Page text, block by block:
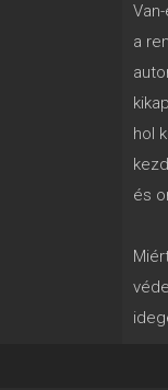
a
hol
és